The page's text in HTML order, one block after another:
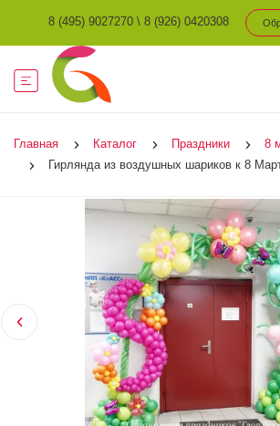
8 (495) 9027270 \ 8 (926) 0420308
Главная Каталог Праздники
8
Гирлянда из воздушных шариков к 8